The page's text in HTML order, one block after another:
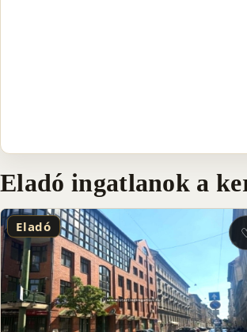
Eladó ingatlanok a
Eladó